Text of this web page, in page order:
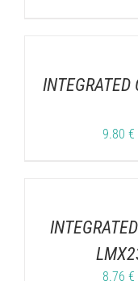
9.80 €
8.76 €